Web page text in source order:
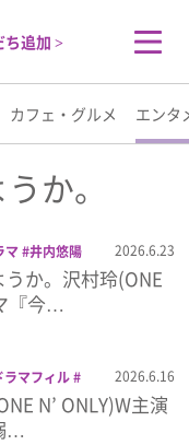
ち追加 >
カフェ・グルメ エンタ
か。
マ 井内悠陽
沢村玲
2026.6.23
か。沢村玲(ONE
『今…
ラマフィル
ようか。
沢
2026.6.16
N’ ONLY)W主演
…